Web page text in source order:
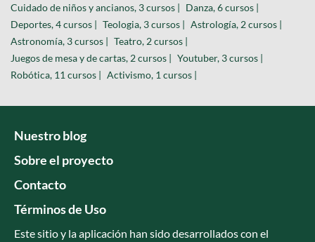
Cuidado de niños y ancianos, 3 cursos | Danza, 6 cursos |
Deportes, 4 cursos | Teologia, 3 cursos | Astrología, 2 cursos |
Astronomía, 3 cursos | Teatro, 2 cursos |
Juegos de mesa y de cartas, 2 cursos | Youtuber, 3 cursos |
Robótica, 11 cursos | Activismo, 1 cursos |
Nuestro blog
Sobre el proyecto
Contacto
Términos de Uso
Este sitio y la aplicación han sido desarrollados con el